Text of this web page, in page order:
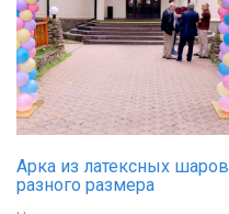
Арка из латексных шаров
разного размера